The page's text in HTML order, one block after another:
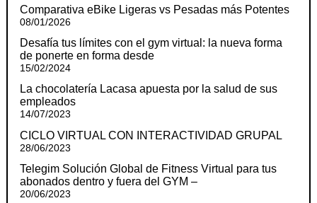
Comparativa eBike Ligeras vs Pesadas más Potentes
08/01/2026
Desafía tus límites con el gym virtual: la nueva forma
de ponerte en forma desde
15/02/2024
La chocolatería Lacasa apuesta por la salud de sus
empleados
14/07/2023
CICLO VIRTUAL CON INTERACTIVIDAD GRUPAL
28/06/2023
Telegim Solución Global de Fitness Virtual para tus
abonados dentro y fuera del GYM –
20/06/2023